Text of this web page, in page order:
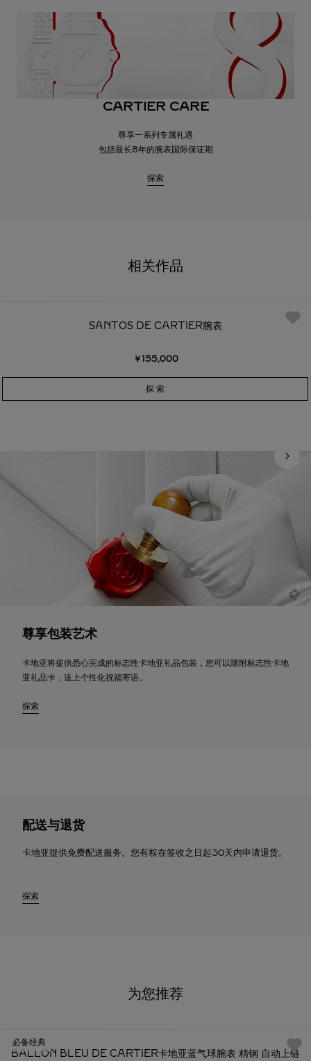
CARTIER CARE
尊享一系列专属礼遇
包括最长8年的腕表国际保证期
探索
相关作品
SANTOS DE CARTIER腕表
￥155,000
探 索
尊享包装艺术
卡地亚将提供悉心完成的标志性卡地亚礼品包装，您可以随附标志性卡地
亚礼品卡，送上个性化祝福寄语。
探索
配送与退货
卡地亚提供免费配送服务。您有权在签收之日起30天内申请退货。
探索
为您推荐
BALLON BLEU DE CARTIER卡地亚蓝气球腕表 精钢 自动上链
必备经典